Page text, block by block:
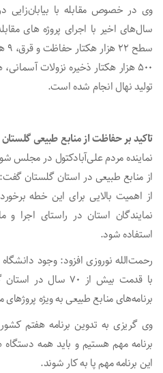
وی در خصوص مقابله با
سال‌های اخیر با اجرای پروژه های
۵۰۰ هزار هکتار ذخیره نزولات
تولید نهال انجام شده است.
تاکید بر حفاظت از منابع طبیعی گلستان
نماینده مردم علی‌آبادکتول در مجلس
از منابع طبیعی در استان گلستان
از اهمیت بالایی برای این خطه
نمایندگان استان در راستای اجرا
استفاده شود.
رحمت‌الله نوروزی افزود: وجود
با قدمت بیش از ۷۰
برنامه‌های منابع طبیعی به ویژه
وی گریزی به تدوین برنامه هفتم
برنامه مهم هستیم و باید همه
این برنامه مهم پا به کار شوند.